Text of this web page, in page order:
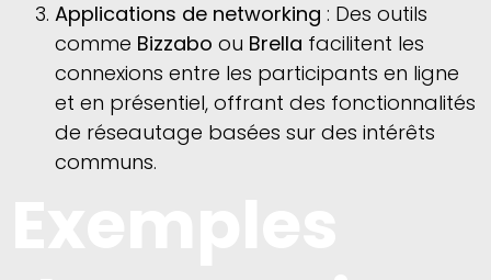
Applications de networking : Des outils
comme Bizzabo ou Brella facilitent les
connexions entre les participants en ligne
et en présentiel, offrant des fonctionnalités
de réseautage basées sur des intérêts
communs.